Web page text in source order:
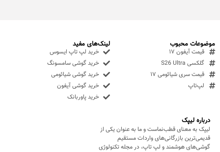
درباره لیپک
لیپک به معنای قطب‌نماست و ما به عنوان یکی از
قدیمی‌ترین بازرگانی‌های واردات مستقیم
گوشی‌های هوشمند و لپ تاپ، در مجله تکنولوژی
موضوعات محبوب
قیمت آیفون ۱۷
گلکسی S26 Ultra
قیمت سری شیائومی ۱۷
لپ‌تاپ
لینک‌های مفید
خرید لپ تاپ ایسوس
خرید گوشی سامسونگ
خرید گوشی شیائومی
خرید گوشی آیفون
خرید پاوربانک